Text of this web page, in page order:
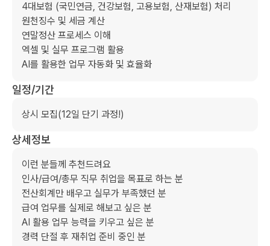
4대보험 (국민연금, 건강보험, 고용보험, 산재보험) 처리
원천징수 및 세금 계산
연말정산 프로세스 이해
엑셀 및 실무 프로그램 활용
AI를 활용한 업무 자동화 및 효율화
일정/기간
상시 모집(12일 단기 과정!)
상세정보
이런 분들께 추천드려요
인사/급여/총무 직무 취업을 목표로 하는 분
전산회계만 배우고 실무가 부족했던 분
급여 업무를 실제로 해보고 싶은 분
AI 활용 업무 능력을 키우고 싶은 분
경력 단절 후 재취업 준비 중인 분